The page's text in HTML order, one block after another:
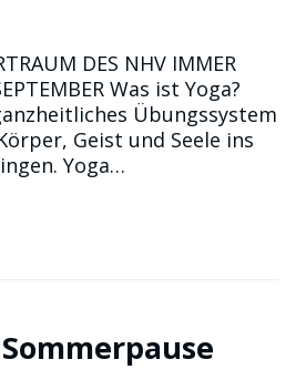
DES NHV IMMER
Was ist Yoga?
Übungssystem
Geist und Seele ins
Yoga…